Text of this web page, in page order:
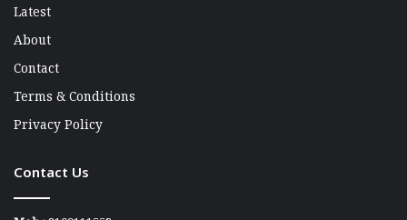
Latest
About
Contact
Terms & Conditions
Privacy Policy
Contact Us